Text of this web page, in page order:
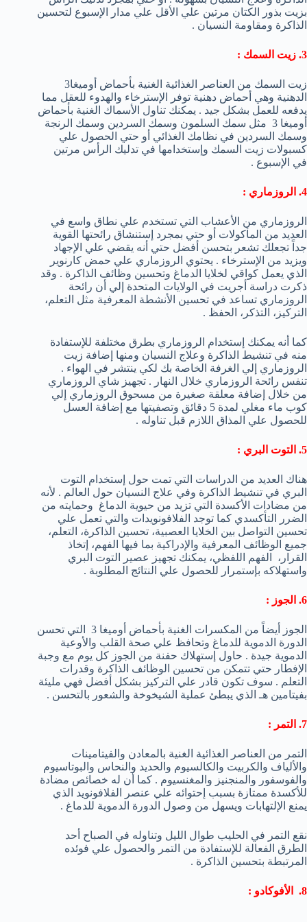
بزيت بذور الكتان مرتين علي الأقل علي مدار الإسبوع لتحسين
الذاكرة ومقاومة النسيان .
3. زيت السمك :
زيت السمك من العناصر الغذائية الغنية بأحماض أوميغا3
الدهنية وهي أحماض دهنية توفر الإسترخاء والهدوء للعقل مما
يدفعه للعمل بشكل جيد . يمكنك تناول الأسماك الغنية بأحماض
أوميغا 3 مثل سمك السلمون وسمك السردين وسمك الرنجة
وسمك السردين في نظامك الغذائي أو حتي الحصول علي
كسبولات زيت السمك وإستخدامها في تدليك الرأس مرتين
في الإسبوع .
4. الروزماري :
الروزماري من الأعشاب التي تستخدم علي نطاق واسع في
العديد من المأكولات أو حتي بمجرد إستنشاق رائحتها القوية
جداً تجعلك تشعر بتحسن أفضل حتي أنه يقضي علي الإجهاد
ويزيد من الإسترخاء . يحتوي الروزماري علي حمض كارنوير
الذي يعمل كواقي لخلايا الدماغ وتحسين وظائف الذاكرة . وقد
ذكرت دراسة أجريت في الولايات المتحدة إلي أن رائحة
الروزماري تساعد في تحسين الأنشطة المعرفية مثل التعلم،
التركيز، التذكر، الحفظ .
كما أنه يمكنك إستخدام الروزماري بطرق مختلفة للإستفادة
منه في تنشيط الذاكرة وعلاج النسيان ومنها إضافة زيت
الروزماري إلي الغرفة الخاصة بك لكي ينتشر في الهواء .
تنفس رائحة الروزماري خلال النهار . تجهيز شاي الروزماري
من خلال إضافة معلقة صغيرة من مسحوق الروزماري إلي
كوب ماء مغلي لمدة 5 دقائق وتصفيتها مع إضافة العسل
للحصول علي المذاق اللازم قبل تناوله .
5. التوت البري :
هناك العديد من الدراسات التي تمت حول إستخدام التوت
البري في تنشيط الذاكرة وفي علاج النسيان حول العالم . لأنه
من مضادات الأكسدة التي تزيد من حيوية الدماغ وحمايته من
الضرر التأكسدي كما توجد الفلافونويدات والتي تعمل علي
تحسين التواصل بين الخلايا العصبية، تحسين الذاكرة، التعلم،
جميع الوظائف المعرفية والإدراكية بما فيها الفهم، إتخاذ
القرار، الفهم اللفظي، يمكنك تجهيز عصير التوت البري
واستهلاكه بإستمرار للحصول علي النتائج المطلوبة .
6. الجوز :
الجوز أيضاً من المكسرات الغنية بأحماض أوميغا 3 التي تحسن
الدورة الدموية للدماغ وتحافظ علي صحة القلب والأوعية
الدموية جيدة . حاول إستهلاك حفنة من الجوز كل يوم مع وجبة
الإفطار حتي تتمكن من تحسين الوظائف الذاكرة وقدرات
التعلم . سوف تكون قادر علي التركيز بشكل أفضل فهي مليئة
بفيتامين هـ الذي يبطئ عملية الشيخوخة والشعور بالتحسن .
7. التمر :
التمر من العناصر الغذائية الغنية بالمعادن والفيتامينات
والألياف والكربيت والكالسيوم والحديد والنحاس والبوتاسيوم
والفوسفور والمنجنيز والمغنسيوم . كما أن له خصائص مضادة
للأكسدة ممتازة بسبب إحتوائه علي عنصر الفلافونويد الذي
يمنع الإلتهابات ويسهل من وصول الدورة الدموية للدماغ .
نقع التمر في الحليب طوال الليل وتناوله في الصباح أحد
الطرق الفعالة للإستفادة من التمر والحصول علي فوئده
المرتبطة بتحسين الذاكرة .
8. الأفوكادو :